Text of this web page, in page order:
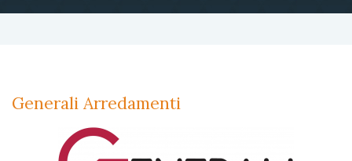
Generali Arredamenti